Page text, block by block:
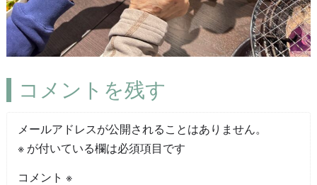
コメントを残す
メールアドレスが公開されることはありません。
※が付いている欄は必須項目です
コメント ※